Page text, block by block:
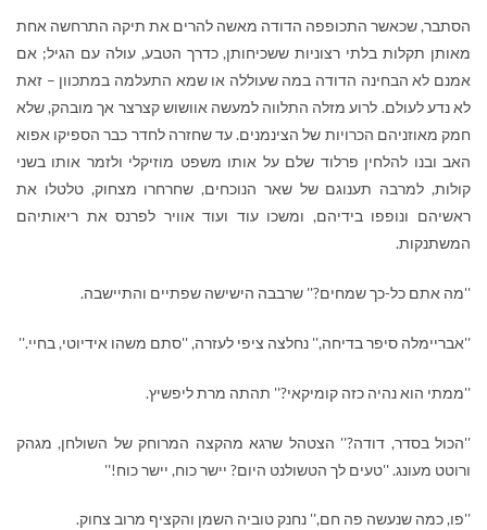
הסתבר, שכאשר התכופפה הדודה מאשה להרים את תיקה התרחשה אחת
מאותן תקלות בלתי רצוניות ששכיחותן, כדרך הטבע, עולה עם הגיל; אם
אמנם לא הבחינה הדודה במה שעוללה או שמא התעלמה במתכוון – זאת
לא נדע לעולם. לרוע מזלה התלווה למעשה אוושוש קצרצר אך מובהק, שלא
חמק מאוזניהם הכרויות של הצינמנים. עד שחזרה לחדר כבר הספיקו אפוא
האב ובנו להלחין פרלוד שלם על אותו משפט מוזיקלי ולזמר אותו בשני
קולות, למרבה תענוגם של שאר הנוכחים, שחרחרו מצחוק, טלטלו את
ראשיהם ונופפו בידיהם, ומשכו עוד ועוד אוויר לפרנס את ריאותיהם
המשתנקות.
''מה אתם כל-כך שמחים?'' שרבבה הישישה שפתיים והתיישבה.
''אבריימלה סיפר בדיחה,'' נחלצה ציפי לעזרה, ''סתם משהו אידיוטי, בחיי.''
''ממתי הוא נהיה כזה קומיקאי?'' תהתה מרת ליפשיץ.
''הכול בסדר, דודה?'' הצטהל שרגא מהקצה המרוחק של השולחן, מגהק
ורוטט מעונג. ''טעים לך הטשולנט היום? יישר כוח, יישר כוח!''
''פו, כמה שנעשה פה חם,'' נחנק טוביה השמן והקציף מרוב צחוק.